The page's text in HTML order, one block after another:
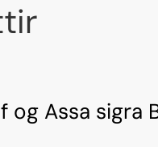
og Assa sigra